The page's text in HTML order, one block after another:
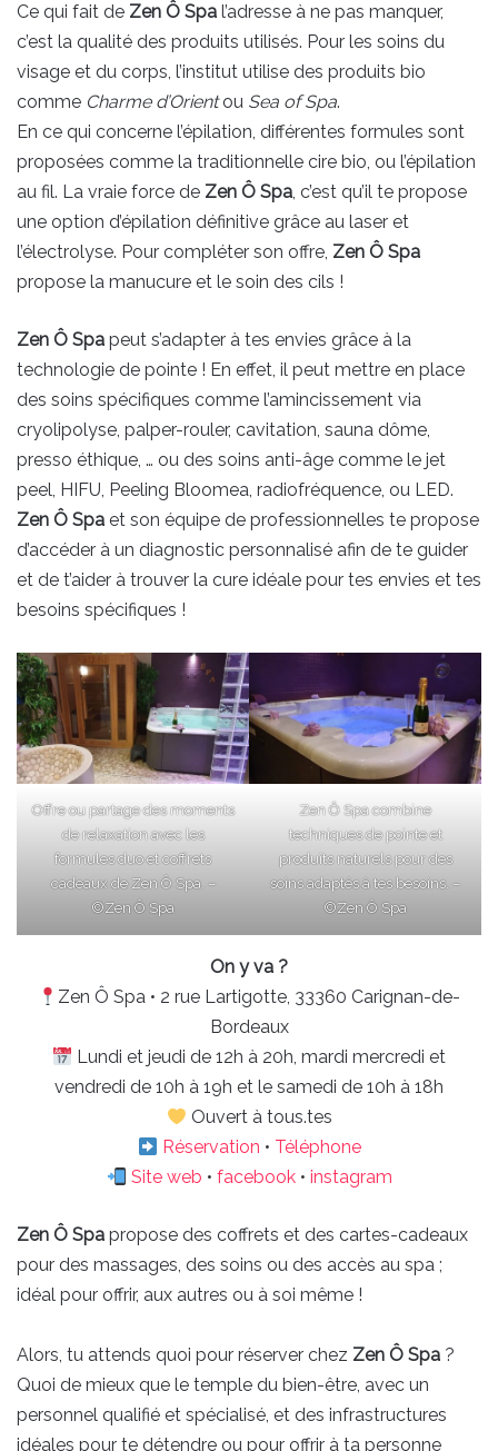
Ce qui fait de Zen Ô Spa l’adresse à ne pas manquer,
c’est la qualité des produits utilisés. Pour les soins du
visage et du corps, l’institut utilise des produits bio
comme Charme d’Orientou Sea of Spa.
En ce qui concerne l’épilation, différentes formules sont
proposées comme la traditionnelle cire bio, ou l’épilation
au fil. La vraie force de Zen Ô Spa, c’est qu’il te propose
une option d’épilation définitive grâce au laser et
l’électrolyse. Pour compléter son offre, Zen Ô Spa
propose la manucure et le soin des cils !
Zen Ô Spa peut s’adapter à tes envies grâce à la
technologie de pointe ! En effet, il peut mettre en place
des soins spécifiques comme l’amincissement via
cryolipolyse, palper-rouler, cavitation, sauna dôme,
presso éthique, … ou des soins anti-âge comme le jet
peel, HIFU, Peeling Bloomea, radiofréquence, ou LED.
Zen Ô Spa et son équipe de professionnelles te propose
d’accéder à un diagnostic personnalisé afin de te guider
et de t’aider à trouver la cure idéale pour tes envies et tes
besoins spécifiques !
Offre ou partage des moments
de relaxation avec les
formules duo et coffrets
cadeaux de Zen Ô Spa. –
©Zen Ô Spa
Zen Ô Spa combine
techniques de pointe et
produits naturels pour des
soins adaptés à tes besoins. –
©Zen Ô Spa
On y va ?
Zen Ô Spa • 2 rue Lartigotte, 33360 Carignan-de-
Bordeaux
Lundi et jeudi de 12h à 20h, mardi mercredi et
vendredi de 10h à 19h et le samedi de 10h à 18h
Ouvert à tous.tes
Réservation • Téléphone
Site web • facebook• instagram
Zen Ô Spa propose des coffrets et des cartes-cadeaux
pour des massages, des soins ou des accès au spa ;
idéal pour offrir, aux autres ou à soi même !
Alors, tu attends quoi pour réserver chez Zen Ô Spa ?
Quoi de mieux que le temple du bien-être, avec un
personnel qualifié et spécialisé, et des infrastructures
idéales pour te détendre ou pour offrir à ta personne